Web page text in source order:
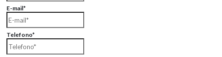
E-mail*
Telefono*